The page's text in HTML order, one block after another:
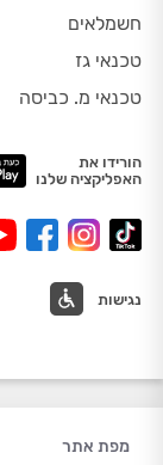
חשמלאים
טכנאי גז
טכנאי מ. כביסה
הורידו את
האפליקציה שלנו
נגישות
מפת אתר